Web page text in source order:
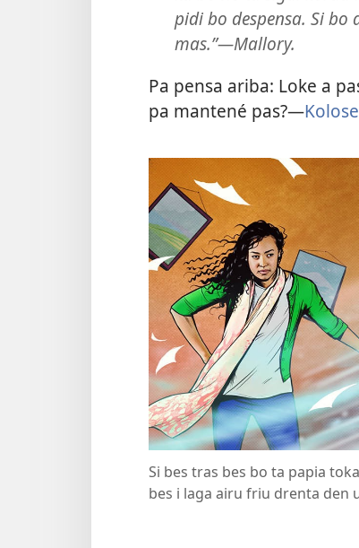
pidi bo despensa. Si
mas.”​—Mallory.
Pa pensa ariba: Loke a
pa mantené pas?​—
Si bes tras bes bo ta papia
bes i laga airu friu drenta den